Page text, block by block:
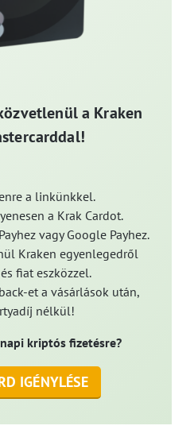
a Kraken
a linkünkkel.
a Krak Cardot.
vagy Google Payhez.
Kraken egyenlegedről
fiat eszközzel.
et a vásárlások után,
nélkül!
kriptós fizetésre?
IGÉNYLÉSE